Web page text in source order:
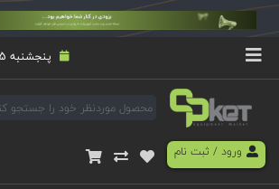
پنجشنبه 15 مرداد 1405
ورود/ ثبت نام